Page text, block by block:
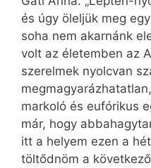
és úgy öleljük meg
soha nem akarnánk
volt az életemben az
szerelmek nyolcvan
markoló és eufórikus
már, hogy
itt a helyem ezen a
töltődnöm a